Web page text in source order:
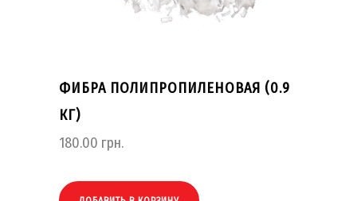
ФИБРА ПОЛИПРОПИЛЕНОВАЯ (0.9
КГ)
180.00 грн.